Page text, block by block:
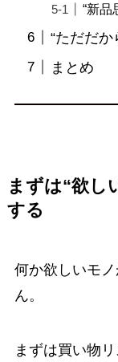
“新品
“ただだか
まとめ
まずは“欲し
する
何か欲しいモ
ん。
まずは買い物